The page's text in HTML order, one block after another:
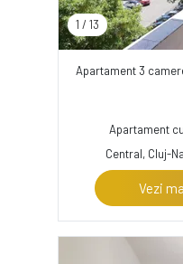
1 / 13
Apartament 3
Apartament
Central, Cluj-
Vezi